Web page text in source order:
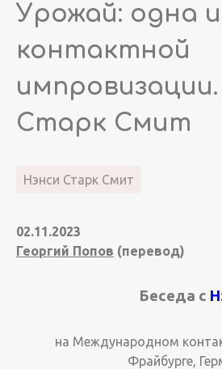
Урожай: одна
контактной
Старк Смит
Нэнси Старк Смит
02.11.2023
Георгий Попов (перевод)
Беседа с
на Международном
Фрайбурге,